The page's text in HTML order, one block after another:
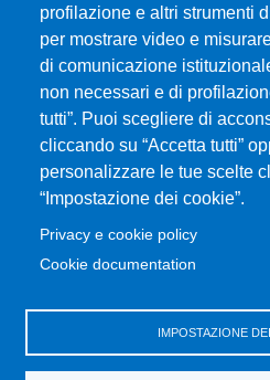
profilazione e altri strumenti
per mostrare video e
di comunicazione
non necessari e di
tutti”. Puoi scegliere di
cliccando su “Accetta tutti”
personalizzare le tue scelte
“Impostazione dei cookie”.
Privacy e cookie policy
Cookie documentation
IMPOSTAZIONE
Università degli Studi di
Piazza Pugliatti, 1 - 98122
Cod. Fiscale 80004070837
P.IVA 00724160833
Centralino: 090 676 1
MENÙ SOCIAL
MENÙ FOOTER 1
Accessibility statement
Privacy and cookie policy
MENÙ FOOTER 2
Transparent administration